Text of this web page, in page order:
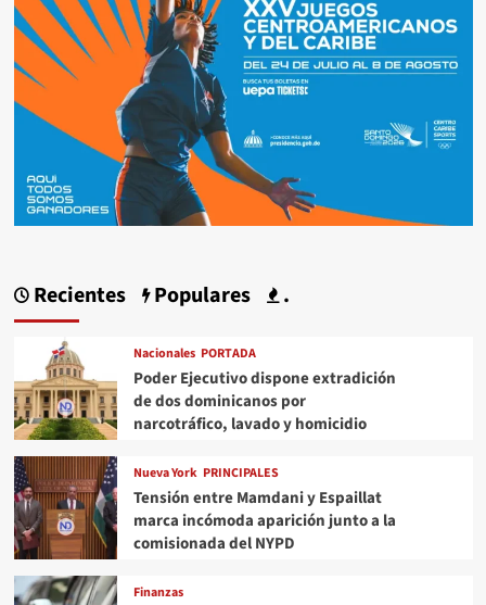
Recientes Populares .
Nacionales PORTADA
Poder Ejecutivo dispone extradición
de dos dominicanos por
narcotráfico, lavado y homicidio
Nueva York PRINCIPALES
Tensión entre Mamdani y Espaillat
marca incómoda aparición junto a la
comisionada del NYPD
Finanzas